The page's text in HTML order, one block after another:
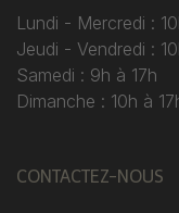
Lundi - Mercredi :
Jeudi - Vendredi :
Samedi : 9h à 17h
Dimanche : 10h à
CONTACTEZ-NOUS